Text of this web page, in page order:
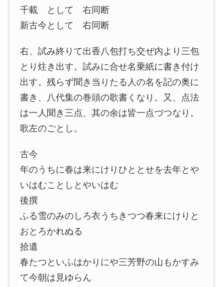
千載 として 右同断
新古今として 右同断
右、試み終りて出香八包打ち交ぜ内より三包
とり炷き出す。試みに合せ名乗紙に書き付け
出す。残らず聞き当りたる人の名を記の奥に
書き、八代集の巻頭の歌書くなり。又、点法
は一人聞き三点、其の余は皆一点づつなり。
歌左のごとし。
古今
年のうちに春は来にけりひととせを去年とや
いはむことしとやいはむ
後撰
ふる雪のみのしろ衣うちきつつ春来にけりと
おとろかれぬる
拾遺
春たつといふはかりにや三芳野の山もかすみ
て今朝は見ゆらん